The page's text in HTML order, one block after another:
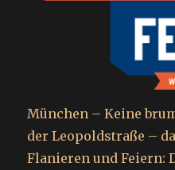
München – Keine
der Leopoldstraße –
Flanieren und Feiern: